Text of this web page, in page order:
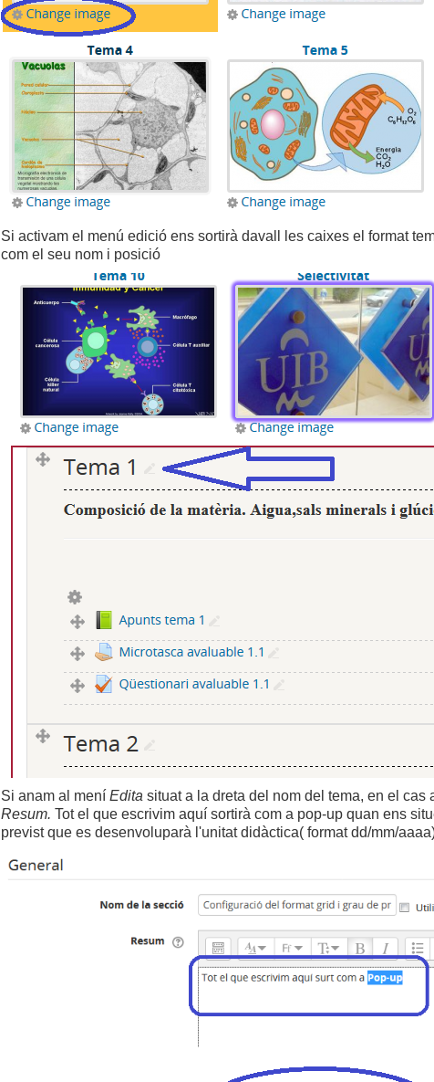
Si activam el menú edició ens sortirà davall les caixes el format
com el seu nom i posició
Si anam al meníEdita situat a la dreta del nom del tema, en el
Resum.Tot el que escrivim aquí sortirà com a pop-up quan ens
previst que es desenvoluparà l'unitat didàctica( format dd/mm/